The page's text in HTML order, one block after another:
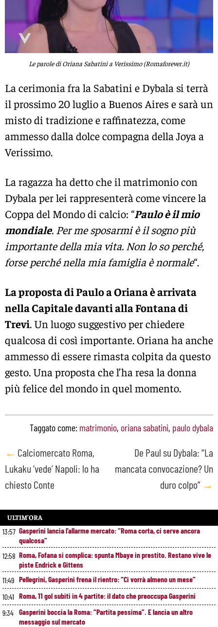
Le parole di Oriana Sabatini a Verissimo (Romaforever.it)
La cerimonia fra la Sabatini e Dybala si terrà
il prossimo 20 luglio a Buenos Aires e sarà un
misto di tradizione e raffinatezza, come
ammesso dalla dolce compagna della Joya a
Verissimo.
La ragazza ha detto che il matrimonio con
Dybala per lei rappresenterà come vincere la
Coppa del Mondo di calcio: “Paulo è il mio
mondiale. Per me sposarmi è il sogno più
importante della mia vita. Non lo so perché,
forse perché nella mia famiglia è normale“.
La proposta di Paulo a Oriana è arrivata
nella Capitale davanti alla Fontana di
Trevi. Un luogo suggestivo per chiedere
qualcosa di così importante. Oriana ha anche
ammesso di essere rimasta colpita da questo
gesto. Una proposta che l’ha resa la donna
più felice del mondo in quel momento.
Taggato come: matrimonio, oriana sabatini, paulo dybala
Post
navigation
← Calciomercato Roma,
Lukaku ‘vede’ Napoli: lo ha
chiesto Conte
De Paul su Dybala: “La
mancata convocazione? Un
duro colpo” →
ULTIM’ORA
13:57 Gasperini lancia l’allarme mercato: “Roma corta, ci serve ancora
qualcosa”
12:58 Roma, Fofana si complica: spunta Mbaye in prestito. Restano vive le
piste Endrick e Gittens
11:49 Pellegrini, Gasperini frena il rientro: “Ci vorrà almeno un mese”
10:41 Roma, 11 gol subiti in 4 partite: il dato che preoccupa Gasperini
9:34 Gasperini boccia la Roma: “Partita pessima”. E lancia un altro
messaggio sul mercato